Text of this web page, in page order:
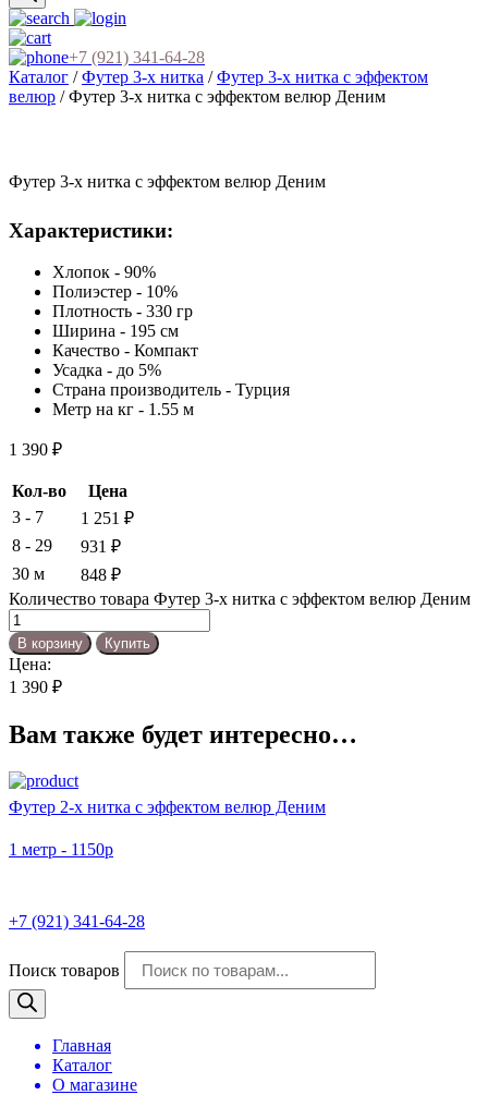
+7 (921) 341-64-28
Каталог /Футер 3-х нитка /Футер 3-х нитка с эффектом
велюр / Футер 3-х нитка с эффектом велюр Деним
Футер 3-х нитка с эффектом велюр Деним
Характеристики:
Хлопок - 90%
Полиэстер - 10%
Плотность - 330 гр
Ширина - 195 см
Качество - Компакт
Усадка - до 5%
Страна производитель - Турция
Метр на кг - 1.55 м
1 390 ₽
Кол-во
Цена
3 - 7
1 251 ₽
8 - 29
931 ₽
30 м
848 ₽
Количество товара Футер 3-х нитка с эффектом велюр Деним
В корзину Купить
Цена:
1 390 ₽
Вам также будет интересно…
Футер 2-х нитка с эффектом велюр Деним
1 метр - 1150р
+7 (921) 341-64-28
Поиск товаров
Главная
Каталог
О магазине